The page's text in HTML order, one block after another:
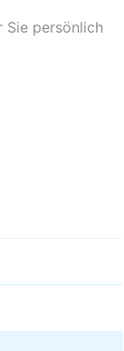
Sie persönlich